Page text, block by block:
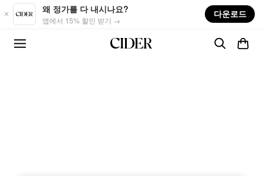
Skip to main content
왜 정가를 다 내시나요?
앱에서 15% 할인 받기 →
다운로드